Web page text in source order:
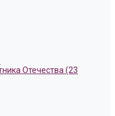
Отечества (23